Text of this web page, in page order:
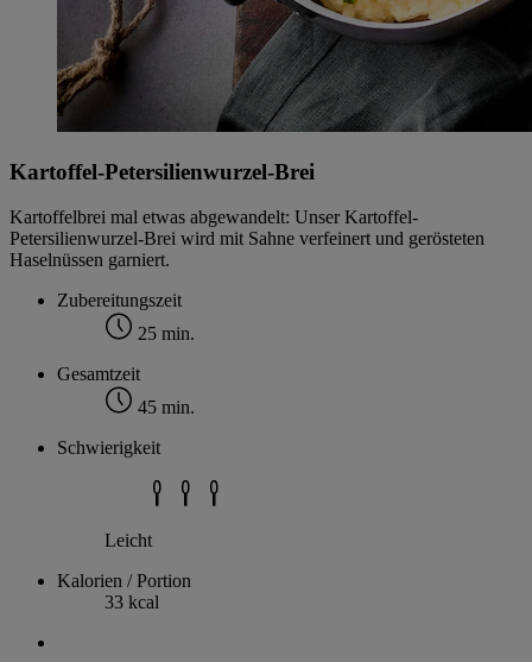
Kartoffel-Petersilienwurzel-Brei
Kartoffelbrei mal etwas abgewandelt: Unser Kartoffel-
Petersilienwurzel-Brei wird mit Sahne verfeinert und gerösteten
Haselnüssen garniert.
Zubereitungszeit
25 min.
Gesamtzeit
45 min.
Schwierigkeit
Leicht
Kalorien / Portion
33 kcal